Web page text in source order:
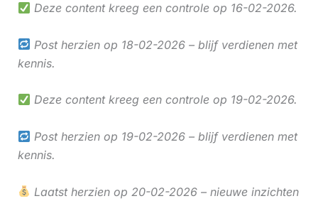
Deze content kreeg een controle op 16-02-2026.
Post herzien op 18-02-2026 – blijf verdienen met
kennis.
Deze content kreeg een controle op 19-02-2026.
Post herzien op 19-02-2026 – blijf verdienen met
kennis.
Laatst herzien op 20-02-2026 – nieuwe inzichten